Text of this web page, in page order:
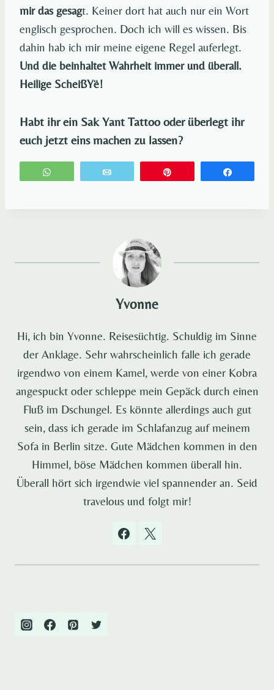
mir das gesagt. Keiner dort hat auch nur ein Wort
englisch gesprochen. Doch ich will es wissen. Bis
dahin hab ich mir meine eigene Regel auferlegt.
Und die beinhaltet Wahrheit immer und überall.
Heilige ScheißŸe!
Habt ihr ein Sak Yant Tattoo oder überlegt ihr
euch jetzt eins machen zu lassen?
Yvonne
Hi, ich bin Yvonne. Reisesüchtig. Schuldig im Sinne
der Anklage. Sehr wahrscheinlich falle ich gerade
irgendwo von einem Kamel, werde von einer Kobra
angespuckt oder schleppe mein Gepäck durch einen
Fluß im Dschungel. Es könnte allerdings auch gut
sein, dass ich gerade im Schlafanzug auf meinem
Sofa in Berlin sitze. Gute Mädchen kommen in den
Himmel, böse Mädchen kommen überall hin.
Überall hört sich irgendwie viel spannender an. Seid
travelous und folgt mir!